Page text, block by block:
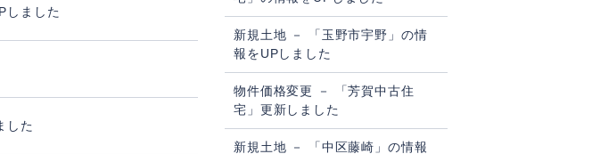
しました
した
新規土地 － 「玉野市宇野」の情
報をUPしました
物件価格変更 － 「芳賀中古住
宅」更新しました
新規土地 － 「中区藤崎」の情報